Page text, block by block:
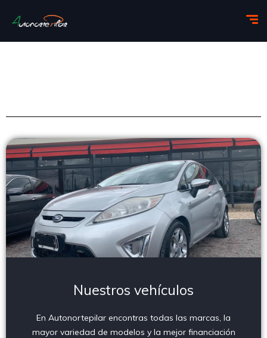
Nuestros vehículos
En Autonortepilar encontras todas las marcas, la
mayor variedad de modelos y la mejor financiación